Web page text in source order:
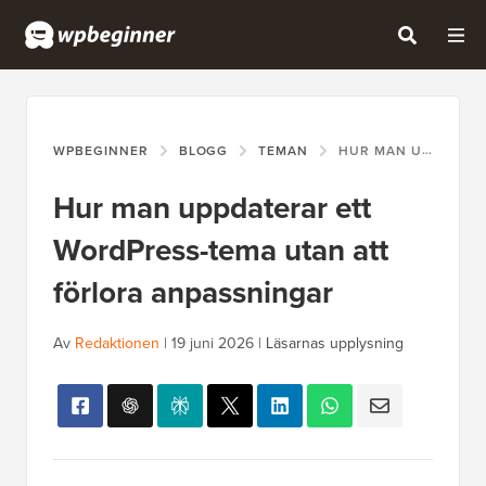
WPBEGINNER BLOGG TEMAN HUR MAN UPPDATERAR ETT WORDPRESS-TEMA UTAN ATT FÖRLORA ANPASSNINGAR
Hur man uppdaterar ett
WordPress-tema utan att
förlora anpassningar
Av Redaktionen | 19 juni 2026 | Läsarnas upplysning